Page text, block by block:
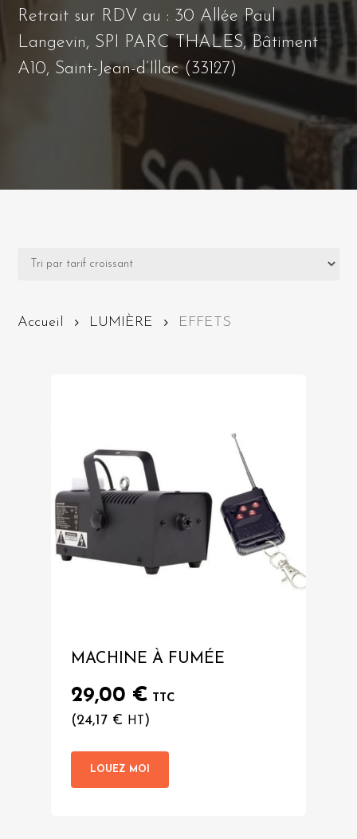
Retrait sur RDV au : 30 Allée Paul
Langevin, SPI PARC THALES, Bâtiment
A10, Saint-Jean-d’Illac (33127)
Accueil LUMIÈRE EFFETS
MACHINE À FUMÉE
29,00 € TTC
(24,17 € HT )
LOUEZ MOI